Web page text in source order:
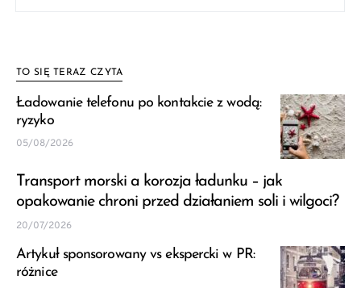
TO SIĘ TERAZ CZYTA
Ładowanie telefonu po kontakcie z wodą:
ryzyko
05/08/2026
Transport morski a korozja ładunku – jak
opakowanie chroni przed działaniem soli i wilgoci?
20/07/2026
Artykuł sponsorowany vs ekspercki w PR:
różnice